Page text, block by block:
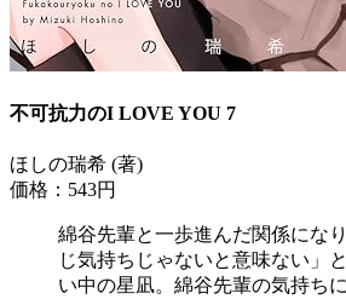
不可抗力のI LOVE YOU 7
ほしの瑞希 (著)
価格：543円
綿谷先輩と一歩進んだ関係にな
じ気持ちじゃないと意味ない」
い中の星凪。綿谷先輩の気持ち